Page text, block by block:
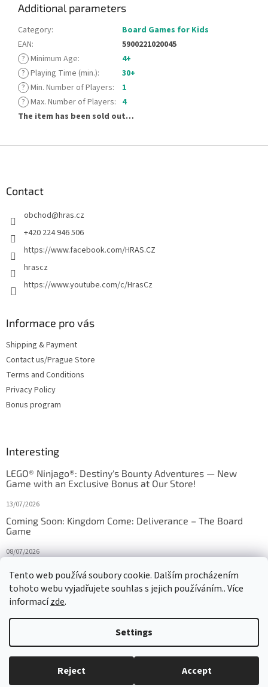
Tento web používá soubory cookie. Dalším procházením
tohoto webu vyjadřujete souhlas s jejich používáním.. Více
informacízde.
Settings
Reject Accept
Additional parameters
Category:
Board Games for Kids
EAN:
5900221020045
? Minimum Age:
4+
? Playing Time (min.):
30+
? Min. Number of Players:
1
? Max. Number of Players: 4
The item has been sold out…
Contact
obchod@hras.cz
+420 224 946 506
https://www.facebook.com/HRAS.CZ
hrascz
https://www.youtube.com/c/HrasCz
Informace pro vás
Shipping & Payment
Contact us/Prague Store
Terms and Conditions
Privacy Policy
Bonus program
Interesting
LEGO® Ninjago®: Destiny's Bounty Adventures — New
Game with an Exclusive Bonus at Our Store!
13/07/2026
Coming Soon: Kingdom Come: Deliverance – The Board
Game
08/07/2026
27/10/2025
Created by Shoptet
Copyright 2026HRAS Edit cookie settings